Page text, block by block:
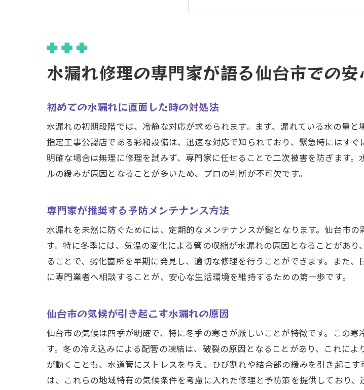
水漏れが発生した際の費用と時
仙台市指定工事公認店の彩和設備が
彩和設備のプロフェッショナル
修理後のアフターケアがもたら
公認店としての責任と誇り
日々進化する技術への対応力
迅速対応を支える社内体制
水漏れ修理における時間管理の
仙台市内での交通手段の工夫
地域密着型サービスの利点
仙台市の水漏れトラブルを迅速解決
信頼性を裏付ける過去の実績紹
地域住民からの高い評価
彩和設備のスタッフ教育プログ
長年の経験が育む信頼の秘訣
水漏れ修理の専門家が語る仙台市での
初めての水漏れに直面した時の対処法
水漏れの初期段階では、冷静な対応が求められます。まず、漏れている水の量
指定工事公認店である彩和設備は、迅速な対応で知られており、緊急時にはす
明確な場合は無理に修理を試みず、専門家に任せることで二次被害を防ぎます
ルの緩みが原因となることが多いため、プロの判断が不可欠です。
専門家が推奨する予防メンテナンス方法
水漏れを未然に防ぐためには、定期的なメンテナンスが鍵となります。仙台市
す。特に冬季には、気温の変化による管の収縮が水漏れの原因となることがあ
ることで、劣化箇所を早期に発見し、適切な修理を行うことができます。また
に専門業者へ相談することが、安心な生活環境を維持するための第一歩です。
仙台市の気候が引き起こす水漏れの原因
仙台市の気候は四季が明確で、特に冬季の寒さが厳しいことが特徴です。この
す。冬の冷え込みによる配管の凍結は、破裂の原因となることがあり、これに
が動くことも、水道管にストレスを与え、ひび割れや結合部の緩みを引き起こ
は、これらの地域特有の気候条件を考慮に入れた修理と予防策を提供しており、